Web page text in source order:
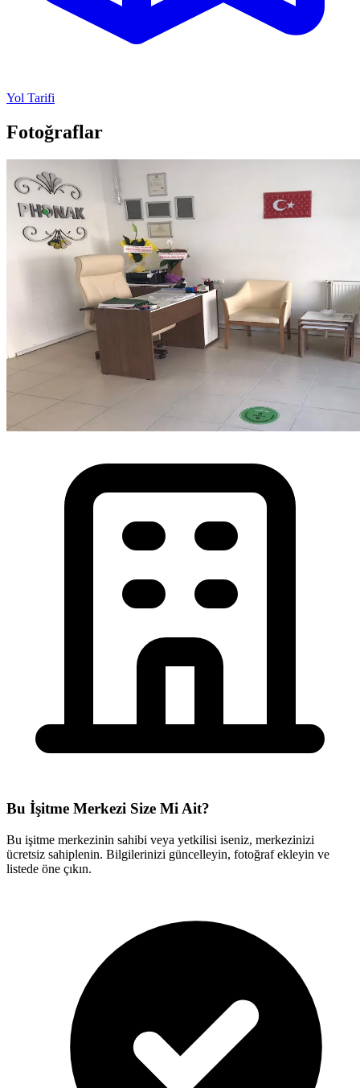
Yol Tarifi
Fotoğraflar
Bu İşitme Merkezi Size Mi Ait?
Bu işitme merkezinin sahibi veya yetkilisi iseniz, merkezinizi
ücretsiz sahiplenin. Bilgilerinizi güncelleyin, fotoğraf ekleyin ve
listede öne çıkın.